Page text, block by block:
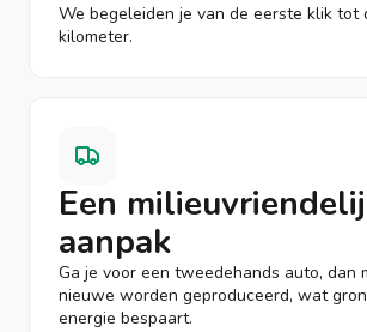
We begeleiden je van de eerste klik tot
kilometer.
Een
aanpak
Ga je voor een tweedehands auto, dan
nieuwe worden geproduceerd, wat
energie bespaart.